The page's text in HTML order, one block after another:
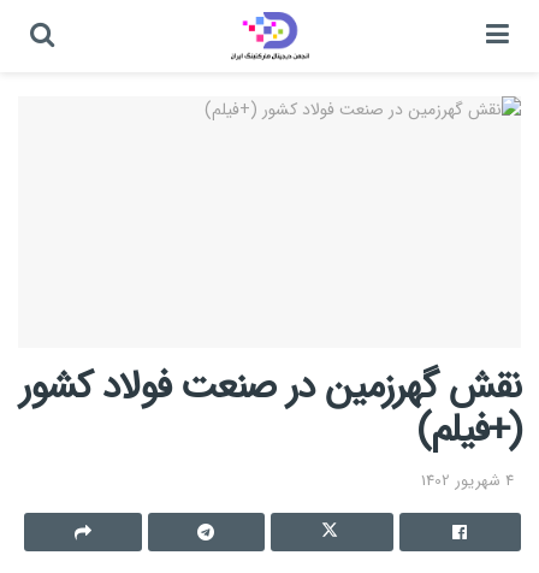
نقش گهرزمین در صنعت فولاد کشور
(+فیلم)
4 شهریور 1402